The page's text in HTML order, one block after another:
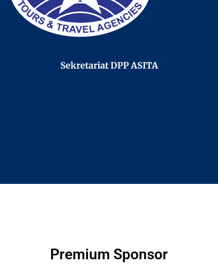
Sekretariat DPP ASITA
Premium Sponsor